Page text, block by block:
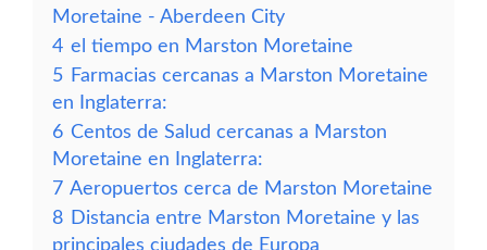
Moretaine - Aberdeen City
4 el tiempo en Marston Moretaine
5 Farmacias cercanas a Marston Moretaine
en Inglaterra:
6 Centos de Salud cercanas a Marston
Moretaine en Inglaterra:
7 Aeropuertos cerca de Marston Moretaine
8 Distancia entre Marston Moretaine y las
principales ciudades de Europa